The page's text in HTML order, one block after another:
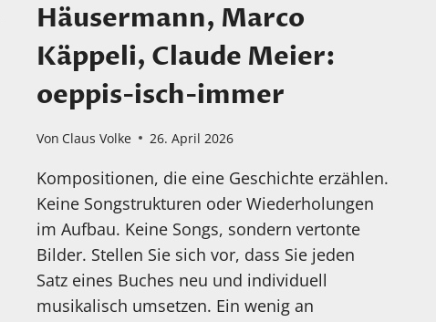
Häusermann, Marco
Käppeli, Claude Meier:
oeppis-isch-immer
Von Claus Volke 26. April 2026
Kompositionen, die eine Geschichte erzählen.
Keine Songstrukturen oder Wiederholungen
im Aufbau. Keine Songs, sondern vertonte
Bilder. Stellen Sie sich vor, dass Sie jeden
Satz eines Buches neu und individuell
musikalisch umsetzen. Ein wenig an